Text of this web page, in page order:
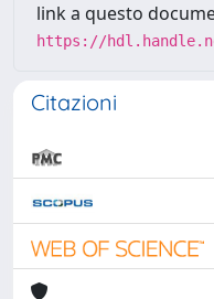
link a questo
https://
Citazioni